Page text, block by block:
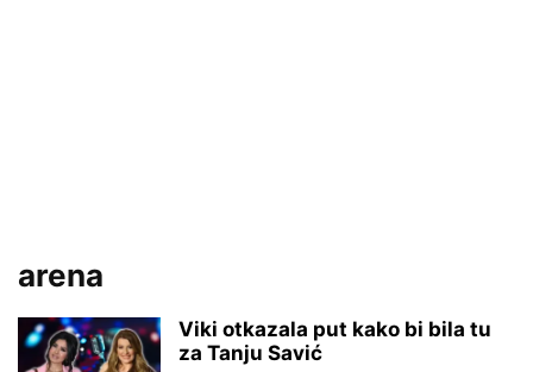
arena
Viki otkazala put kako bi bila tu
za Tanju Savić